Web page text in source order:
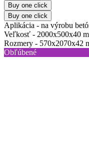
Buy one click
Buy one click
Aplikácia - na výrobu
Veľkosť - 2000х500х40
Rozmery - 570х2070х42
Obľúbené